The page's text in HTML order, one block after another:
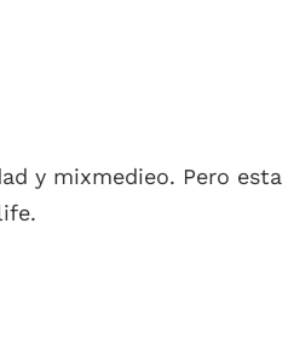
y mixmedieo. Pero esta